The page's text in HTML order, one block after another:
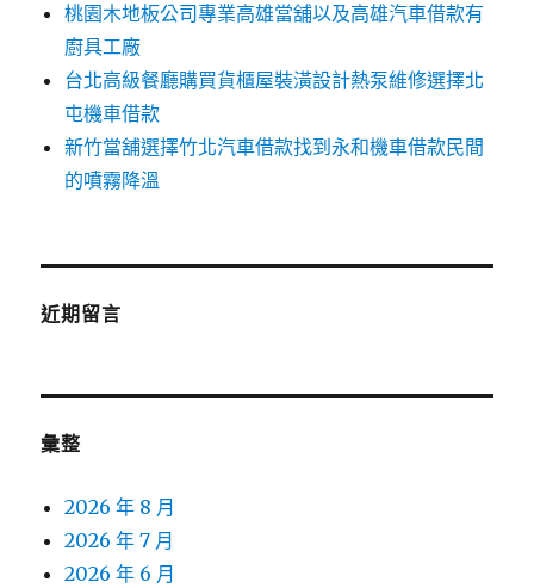
桃園木地板公司專業高雄當舖以及高雄汽車借款有
廚具工廠
台北高級餐廳購買貨櫃屋裝潢設計熱泵維修選擇北
屯機車借款
新竹當舖選擇竹北汽車借款找到永和機車借款民間
的噴霧降溫
近期留言
彙整
2026 年 8 月
2026 年 7 月
2026 年 6 月